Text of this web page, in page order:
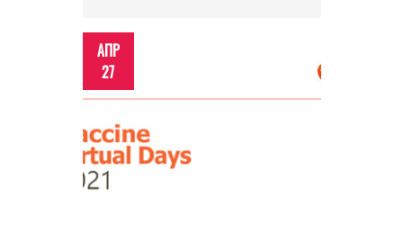
АПР
27